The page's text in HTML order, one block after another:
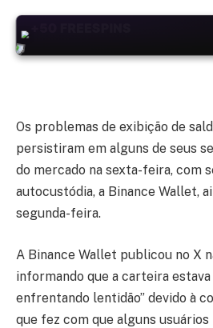
Os problemas de exibição de
persistiram em alguns de seus
do mercado na sexta-feira, com
autocustódia, a Binance Wallet,
segunda-feira.
A Binance Wallet publicou no X
informando que a carteira
enfrentando lentidão” devido à
que fez com que alguns